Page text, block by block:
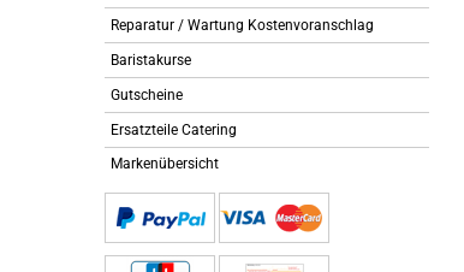
Reparatur / Wartung Kostenvoranschlag
Baristakurse
Gutscheine
Ersatzteile Catering
Markenübersicht